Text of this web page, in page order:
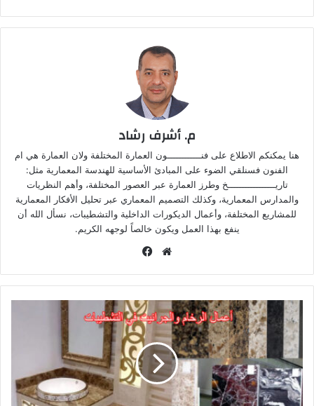
م. أشرف رشاد
هنا يمكنكم الاطلاع على فنــــــــــــون العمارة المختلفة ولان العمارة هي ام
الفنون فسنلقي الضوء على المبادئ الأساسية للهندسة المعمارية مثل:
تاريـــــــــــــــــخ وطرز العمارة عبر العصور المختلفة، وأهم النظريات
والمدارس المعمارية، وكذلك التصميم المعماري عبر تحليل الأفكار المعمارية
للمشاريع المختلفة، وأعمال الديكورات الداخلية والتشطيبات، نسأل الله أن
ينفع بهذا العمل ويكون خالصاً لوجهه الكريم.
موقع